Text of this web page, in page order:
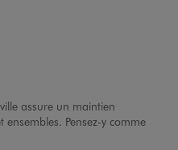
assure un maintien
Pensez-y comme